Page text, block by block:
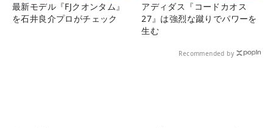
最新モデル『FJクオンタム』
を石井良介プロがチェック
アディダス『コードカオス
27』は強烈な蹴りでパワーを
生む
Recommended by